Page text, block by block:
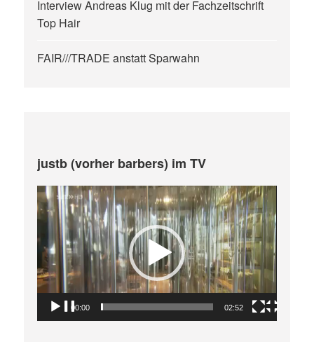
Interview Andreas Klug mit der Fachzeitschrift
Top Hair
FAIR///TRADE anstatt Sparwahn
justb (vorher barbers) im TV
Video-
Player
00:00 02:52